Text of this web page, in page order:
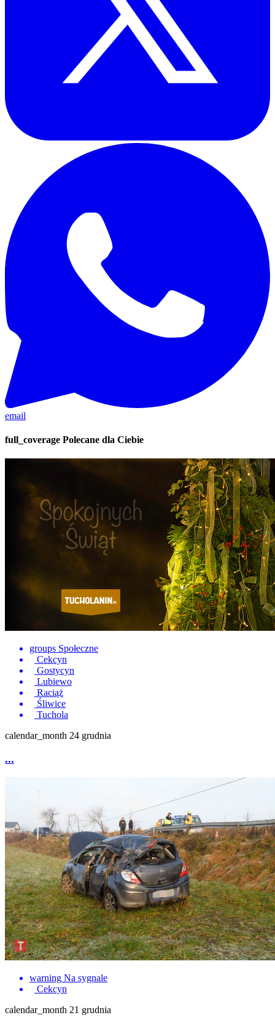
email
full_coverage Polecane dla Ciebie
groups Społeczne
Cekcyn
Gostycyn
Lubiewo
Raciąż
Śliwice
Tuchola
calendar_month 24 grudnia
...
warning Na sygnale
Cekcyn
calendar_month 21 grudnia